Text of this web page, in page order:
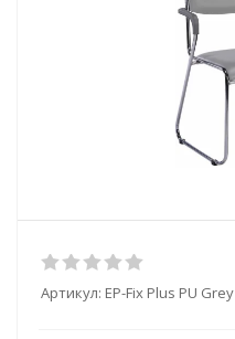
Артикул: EP-Fix Plus PU Grey